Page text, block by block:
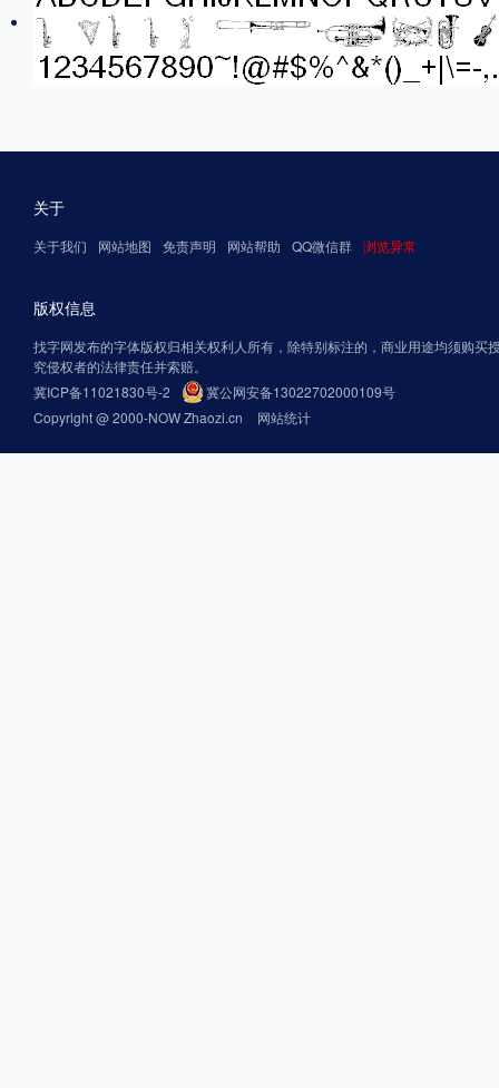
关于
关于我们 网站地图 免责声明 网站帮助 QQ微信群 浏览异常
版权信息
找字网发布的字体版权归相关权利人所有，除特别标注的，商业用途均须购买
究侵权者的法律责任并索赔。
冀ICP备11021830号-2
冀公网安备13022702000109号
Copyright @ 2000-NOW Zhaozi.cn
网站统计